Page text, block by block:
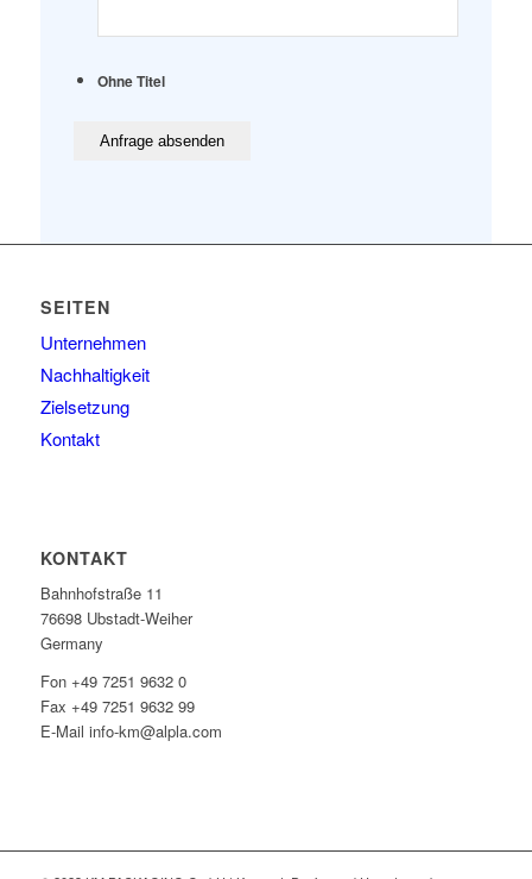
Ohne Titel
SEITEN
Unternehmen
Nachhaltigkeit
Zielsetzung
Kontakt
KONTAKT
Bahnhofstraße 11
76698 Ubstadt-Weiher
Germany
Fon +49 7251 9632 0
Fax +49 7251 9632 99
E-Mail info-km@alpla.com